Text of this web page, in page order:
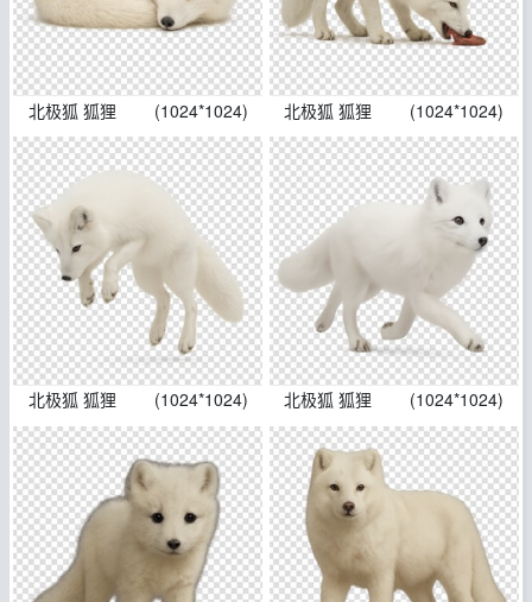
北极狐 狐狸 (1024*1024) 北极狐 狐狸 (1024*1024)
北极狐 狐狸 (1024*1024) 北极狐 狐狸 (1024*1024)